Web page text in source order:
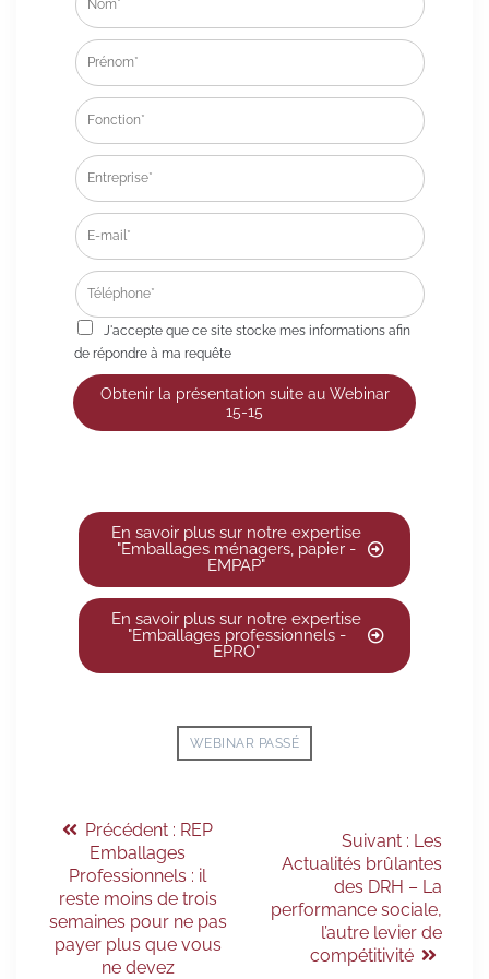
J'accepte que ce site stocke mes informations afin
de répondre à ma requête
Obtenir la présentation suite au Webinar
15-15
En savoir plus sur notre expertise
"Emballages ménagers, papier -
EMPAP"
En savoir plus sur notre expertise
"Emballages professionnels -
EPRO"
WEBINAR PASSÉ
Précédent : REP
Emballages
Professionnels : il
reste moins de trois
semaines pour ne pas
payer plus que vous
ne devez
Suivant : Les
Actualités brûlantes
des DRH – La
performance sociale,
l’autre levier de
compétitivité